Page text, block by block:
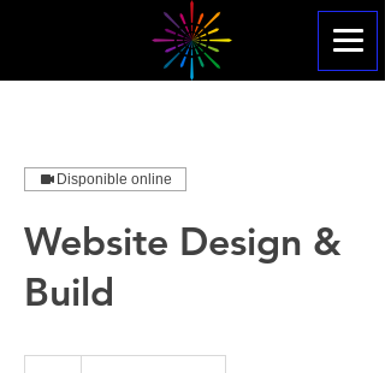
Disponible online
Website Design &
Build